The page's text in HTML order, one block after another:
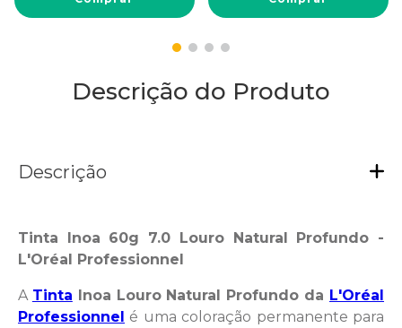
Descrição do Produto
Descrição
Tinta Inoa 60g 7.0 Louro Natural Profundo -
L'Oréal Professionnel
A Tinta Inoa Louro Natural Profundo da L'Oréal
Professionnel é uma coloração permanente para